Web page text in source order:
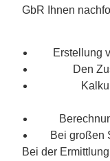
GbR Ihnen
Erstellung
Den
Bei großen
Bei der